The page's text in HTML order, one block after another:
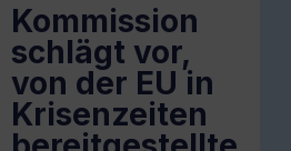
Kommission
schlägt vor,
von der EU in
Krisenzeiten